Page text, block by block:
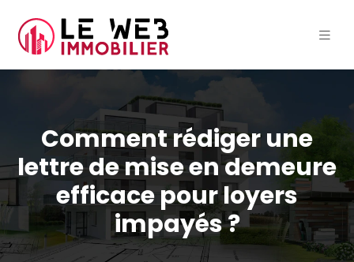
Comment rédiger une
lettre de mise en demeure
efficace pour loyers
impayés ?